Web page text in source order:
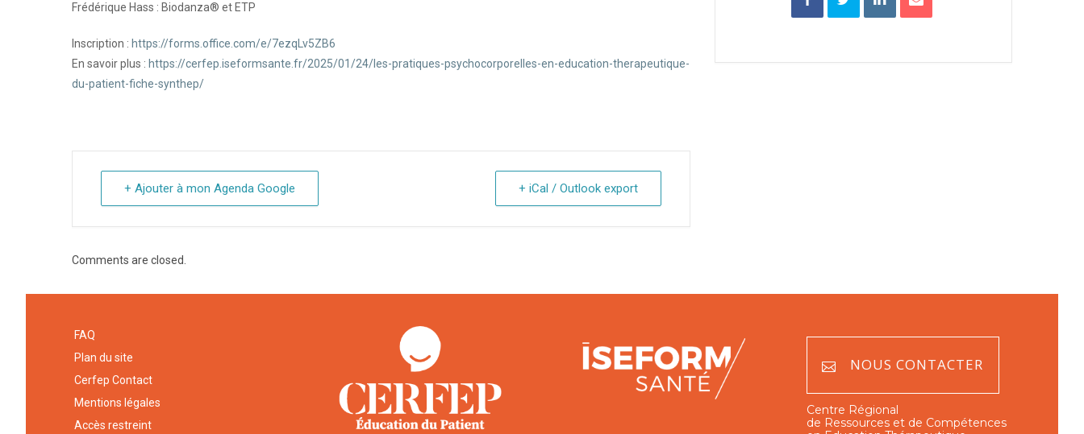
Frédérique Hass : Biodanza® et ETP
Inscription : https://forms.office.com/e/7ezqLv5ZB6
En savoir plus : https://cerfep.iseformsante.fr/2025/01/24/les-pratiques-psychocorporelles-en-education-therapeutique-
du-patient-fiche-synthep/
+ Ajouter à mon Agenda Google + iCal / Outlook export
Comments are closed.
FAQ
Plan du site
Cerfep Contact
Mentions légales
Accès restreint
NOUS CONTACTER
Centre Régional
de Ressources et de Compétences